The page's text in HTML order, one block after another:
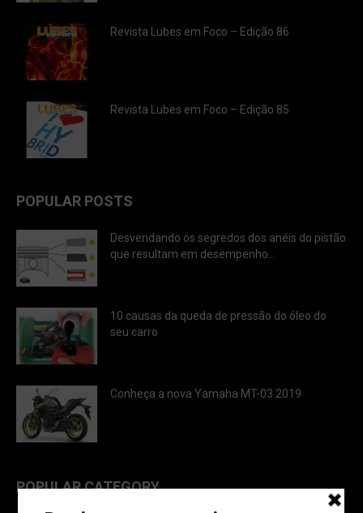
Revista Lubes em Foco – Edição 86
Revista Lubes em Foco – Edição 85
POPULAR POSTS
Desvendando os segredos dos anéis do pistão
que resultam em desempenho...
10 causas da queda de pressão do óleo do
seu carro
Conheça a nova Yamaha MT-03 2019
POPULAR CATEGORY